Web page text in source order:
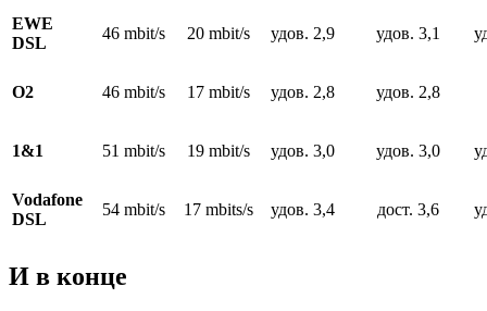
EWE
DSL
46 mbit/s 20 mbit/s удов. 2,9 удов. 3,1
O2 46 mbit/s 17 mbit/s удов. 2,8 удов. 2,8
1&1 51 mbit/s 19 mbit/s удов. 3,0 удов. 3,0
Vodafone
DSL
54 mbit/s 17 mbits/s удов. 3,4 дост. 3,6
И в конце